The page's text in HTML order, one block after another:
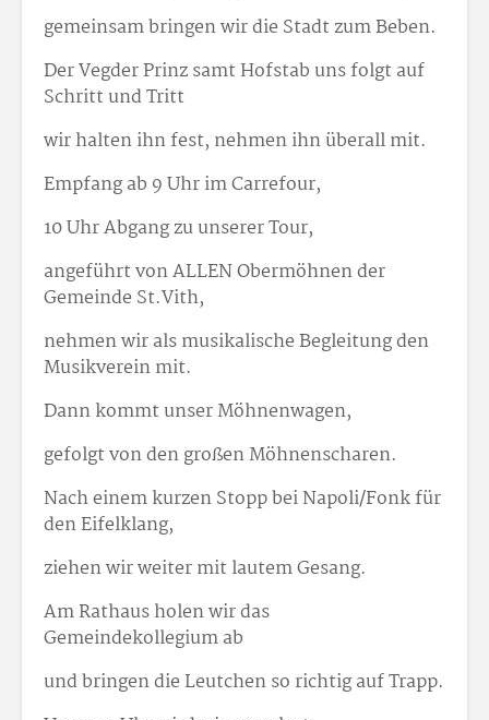
gemeinsam bringen wir die Stadt zum Beben.
Der Vegder Prinz samt Hofstab uns folgt auf
Schritt und Tritt
wir halten ihn fest, nehmen ihn überall mit.
Empfang ab 9 Uhr im Carrefour,
10 Uhr Abgang zu unserer Tour,
angeführt von ALLEN Obermöhnen der
Gemeinde St.Vith,
nehmen wir als musikalische Begleitung den
Musikverein mit.
Dann kommt unser Möhnenwagen,
gefolgt von den großen Möhnenscharen.
Nach einem kurzen Stopp bei Napoli/Fonk für
den Eifelklang,
ziehen wir weiter mit lautem Gesang.
Am Rathaus holen wir das
Gemeindekollegium ab
und bringen die Leutchen so richtig auf Trapp.